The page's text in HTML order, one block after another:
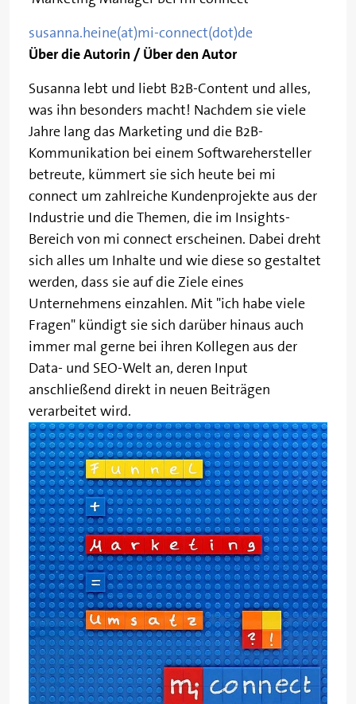
susanna.heine(at)mi-connect(dot)de
Über die Autorin / Über den Autor
Susanna lebt und liebt B2B-Content und alles,
was ihn besonders macht! Nachdem sie viele
Jahre lang das Marketing und die B2B-
Kommunikation bei einem Softwarehersteller
betreute, kümmert sie sich heute bei mi
connect um zahlreiche Kundenprojekte aus der
Industrie und die Themen, die im Insights-
Bereich von mi connect erscheinen. Dabei dreht
sich alles um Inhalte und wie diese so gestaltet
werden, dass sie auf die Ziele eines
Unternehmens einzahlen. Mit "ich habe viele
Fragen" kündigt sie sich darüber hinaus auch
immer mal gerne bei ihren Kollegen aus der
Data- und SEO-Welt an, deren Input
anschließend direkt in neuen Beiträgen
verarbeitet wird.